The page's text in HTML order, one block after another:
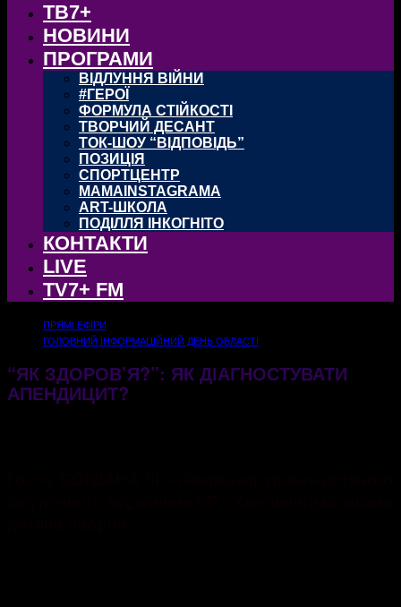
ТВ7+
НОВИНИ
ПРОГРАМИ
ВІДЛУННЯ ВІЙНИ
#ГЕРОЇ
ФОРМУЛА СТІЙКОСТІ
ТВОРЧИЙ ДЕСАНТ
ТОК-ШОУ “ВІДПОВІДЬ”
ПОЗИЦІЯ
СПОРТЦЕНТР
MAMAINSTAGRAMA
ART-ШКОЛА
ПОДІЛЛЯ ІНКОГНІТО
КОНТАКТИ
LIVE
TV7+ FM
ПРЯМІ ЕФІРИ
ГОЛОВНИЙ ІНФОРМАЦІЙНИЙ ДЕНЬ ОБЛАСТІ
“ЯК ЗДОРОВ’Я?”: ЯК ДІАГНОСТУВАТИ
АПЕНДИЦИТ?